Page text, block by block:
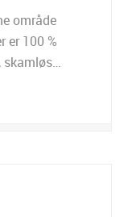
område
er 100 %
skamløs…